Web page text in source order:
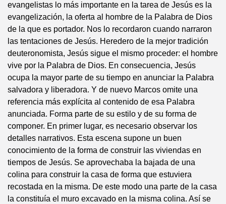
evangelistas lo más importante en la tarea de Jesús es la
evangelización, la oferta al hombre de la Palabra de Dios
de la que es portador. Nos lo recordaron cuando narraron
las tentaciones de Jesús. Heredero de la mejor tradición
deuteronomista, Jesús sigue el mismo proceder: el hombre
vive por la Palabra de Dios. En consecuencia, Jesús
ocupa la mayor parte de su tiempo en anunciar la Palabra
salvadora y liberadora. Y de nuevo Marcos omite una
referencia más explícita al contenido de esa Palabra
anunciada. Forma parte de su estilo y de su forma de
componer. En primer lugar, es necesario observar los
detalles narrativos. Esta escena supone un buen
conocimiento de la forma de construir las viviendas en
tiempos de Jesús. Se aprovechaba la bajada de una
colina para construir la casa de forma que estuviera
recostada en la misma. De este modo una parte de la casa
la constituía el muro excavado en la misma colina. Así se